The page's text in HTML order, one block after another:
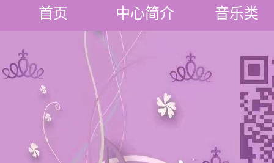
首页 中心简介 音乐类